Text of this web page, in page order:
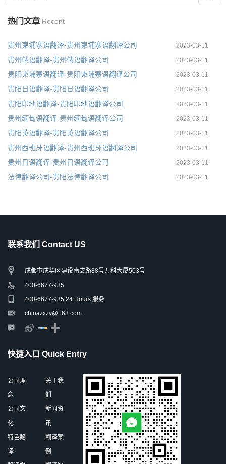
热门文章 Recent
贵州柬埔寨语翻译-贵州柬埔寨语翻译公司 2023-03-11
贵州俄语翻译-贵州俄语翻译公司 2023-03-11
贵阳柬埔寨语翻译-贵阳柬埔寨语翻译公司 2023-03-11
贵阳日语翻译-贵阳日语翻译公司 2023-03-11
贵阳印地语翻译-贵阳印地语翻译公司 2023-03-11
贵州缅甸语翻译-贵州缅甸语翻译公司 2023-03-11
贵阳英语翻译-贵阳英语翻译公司 2023-03-11
贵州西班牙语翻译-贵州西班牙语翻译公司 2023-03-11
贵州日语翻译-贵州日语翻译公司 2023-03-11
法律翻译公司-贵阳法律翻译公司 2023-03-11
联系我们 Contact US
成都市成华区建设南支路88号万科大厦503号
400-6677-935
400-6677-935 24 Hours 服务
chinazxzy@163.com
快捷入口 Quick Entry
公司理
念
公司文
化
特色翻
译
关于我
们
新闻资
讯
翻译案
例